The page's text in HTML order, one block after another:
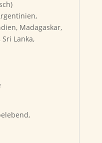
Madagaskar,
Lanka,